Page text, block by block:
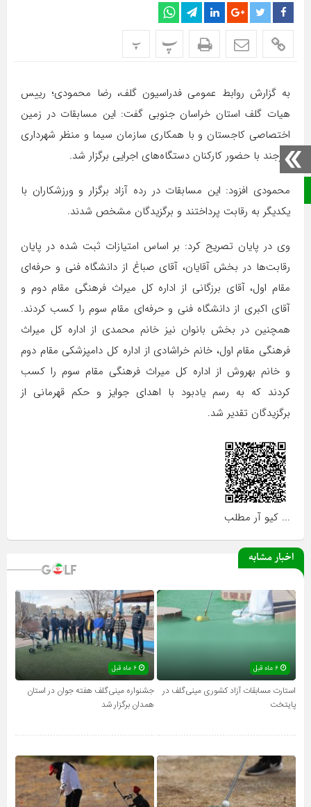
صفحه نخست
پ پ
به گزارش روابط عمومی فدراسیون گلف، رضا محمودی؛ رییس
هیات گلف استان خراسان جنوبی گفت: این مسابقات در زمین
اختصاصی کاجستان و با همکاری سازمان سیما و منظر شهرداری
بیرجند با حضور کارکنان دستگاه‌های اجرایی برگزار شد.
محمودی افزود: این مسابقات در رده آزاد برگزار و ورزشکاران با
یکدیگر به رقابت پرداختند و برگزیدگان مشخص شدند.
وی در پایان تصریح کرد: بر اساس امتیازات ثبت شده در پایان
رقابت‌ها در بخش آقایان، آقای صباغ از دانشگاه فنی و حرفه‌ای
مقام اول، آقای برزگانی از اداره کل میراث فرهنگی مقام دوم و
آقای اکبری از دانشگاه فنی و حرفه‌ای مقام سوم را کسب کردند.
همچنین در بخش بانوان نیز خانم محمدی از اداره کل میراث
فرهنگی مقام اول، خانم خراشادی از اداره کل دامپزشکی مقام دوم
و خانم بهروش از اداره کل میراث فرهنگی مقام سوم را کسب
کردند که به رسم یادبود با اهدای جوایز و حکم قهرمانی از
برگزیدگان تقدیر شد.
... کیو آر مطلب
اخبار مشابه
۶ ماه قبل
استارت مسابقات آزاد کشوری مینی‌گلف در
پایتخت
جشنواره مینی‌گلف هفته جوان در استان
همدان برگزار شد